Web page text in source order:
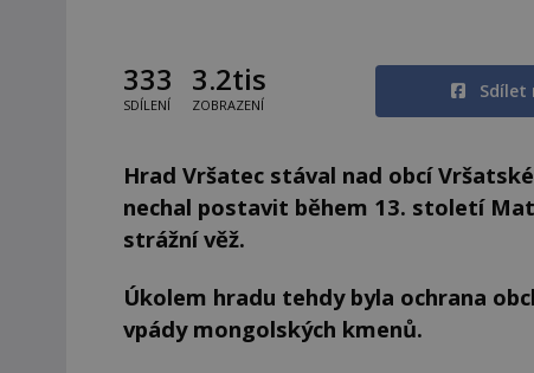
333
SDÍLENÍ
3.2tis
ZOBRAZENÍ
Sdílet
Hrad Vršatec stával nad obcí
nechal postavit během 13. století
strážní věž.
Úkolem hradu tehdy byla ochrana
vpády mongolských kmenů.